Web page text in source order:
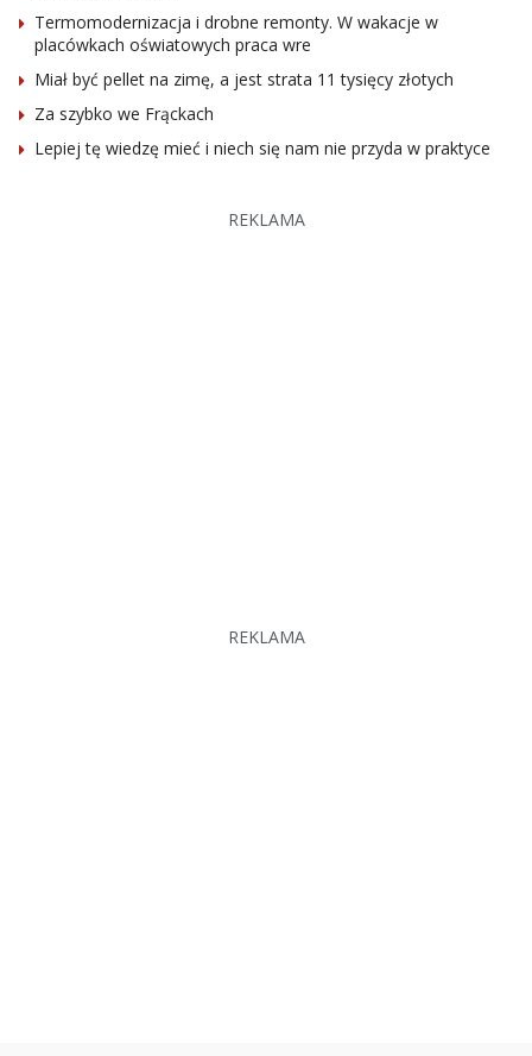
Termomodernizacja i drobne remonty. W wakacje w
placówkach oświatowych praca wre
Miał być pellet na zimę, a jest strata 11 tysięcy złotych
Za szybko we Frąckach
Lepiej tę wiedzę mieć i niech się nam nie przyda w praktyce
REKLAMA
REKLAMA